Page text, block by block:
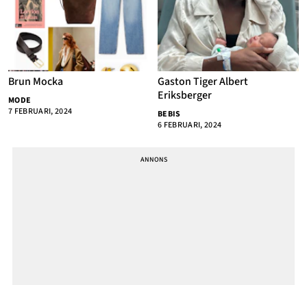
Brun Mocka
MODE
7 FEBRUARI, 2024
Gaston Tiger Albert
Eriksberger
BEBIS
6 FEBRUARI, 2024